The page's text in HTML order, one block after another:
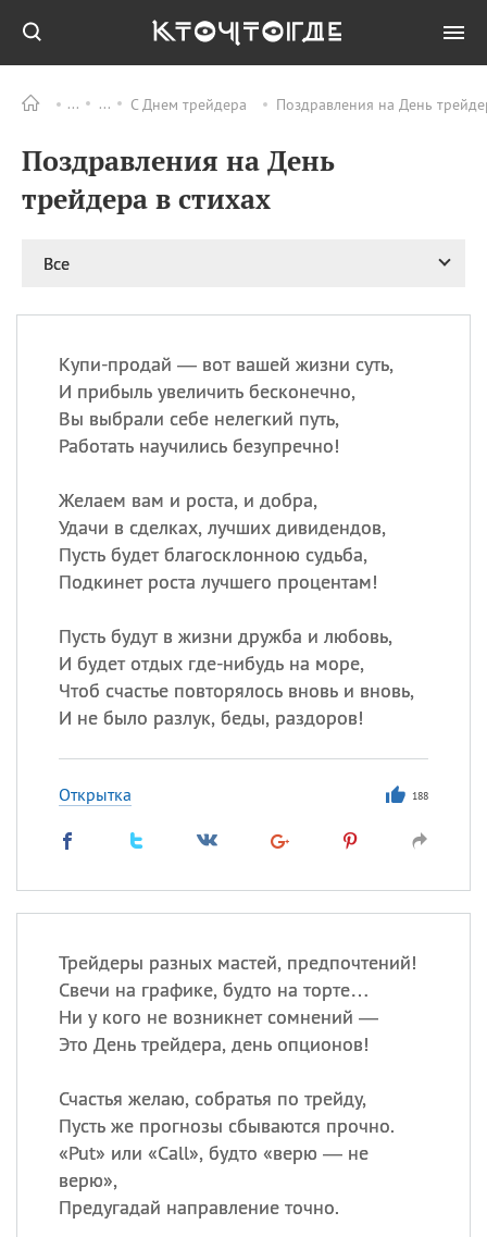
С Днем трейдера Поздравления на День
Поздравления на День
трейдера в стихах
Все
Купи-продай — вот вашей жизни суть,
И прибыль увеличить бесконечно,
Вы выбрали себе нелегкий путь,
Работать научились безупречно!
Желаем вам и роста, и добра,
Удачи в сделках, лучших дивидендов,
Пусть будет благосклонною судьба,
Подкинет роста лучшего процентам!
Пусть будут в жизни дружба и любовь,
И будет отдых где-нибудь на море,
Чтоб счастье повторялось вновь и вновь,
И не было разлук, беды, раздоров!
Открытка 188
Трейдеры разных мастей, предпочтений!
Свечи на графике, будто на торте…
Ни у кого не возникнет сомнений —
Это День трейдера, день опционов!
Счастья желаю, собратья по трейду,
Пусть же прогнозы сбываются прочно.
«Put» или «Call», будто «верю — не
верю»,
Предугадай направление точно.
ПРАЗДНИКИ Все
08.08
День «Счастье
случается» (Happiness
великомученика
покровителя всех
врачей и целителя
больных
09.08 День книголюбов (Book
Lovers Day)
ИМЕНА
Сегодня празднуют именины
Александр,Макар
Анна
Посмотреть значениеи